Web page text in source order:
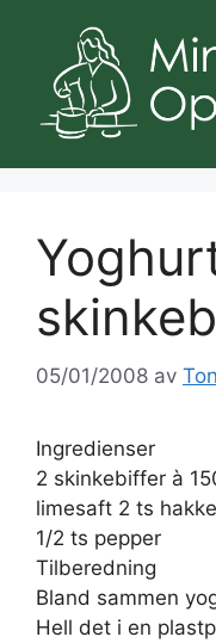
innhold
05/01/2008 av
Ingredienser
2 skinkebiffer à
limesaft 2 ts
1/2 ts pepper
Tilberedning
Bland sammen
Hell det i en